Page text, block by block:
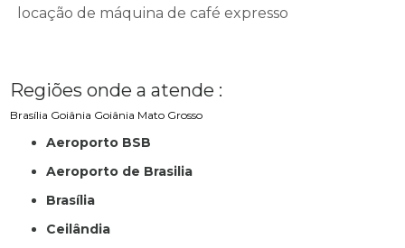
locação de máquina de café expresso
Regiões onde a atende :
Brasília Goiânia Goiânia Mato Grosso
Aeroporto BSB
Aeroporto de Brasilia
Brasília
Ceilândia